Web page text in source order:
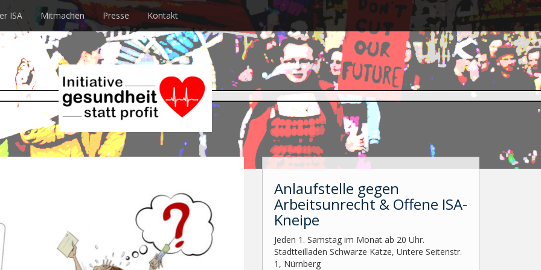
ISA Mitmachen Presse Kontakt
Anlaufstelle gegen
Arbeitsunrecht & Offene ISA-
Kneipe
Jeden 1. Samstag im Monat ab 20 Uhr.
Stadtteilladen Schwarze Katze, Untere Seitenstr.
1, Nürnberg